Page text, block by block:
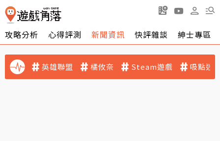
攻略分析 心得評測 新聞資訊 快評雜談 紳士專區
英雄聯盟 橘攸奈 Steam遊戲 吸點迷